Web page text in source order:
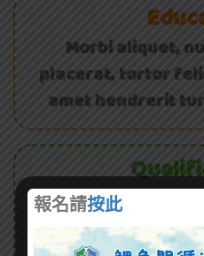
Morbi aliquet,
placerat, tortor
amet hendrerit
Sed non tempus
Etiam porta, dui
報名請按此